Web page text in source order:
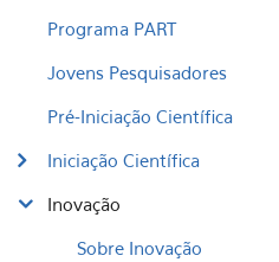
Programa PART
Jovens Pesquisadores
Pré-Iniciação Científica
Iniciação Científica
Inovação
Sobre Inovação